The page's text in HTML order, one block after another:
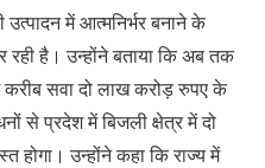
उत्पादन में आत्मनिर्भर बनाने के
रही है। उन्होंने बताया कि अब तक
करीब सवा दो लाख करोड़ रुपए के
से प्रदेश में बिजली क्षेत्र में दो
होगा। उन्होंने कहा कि राज्य में